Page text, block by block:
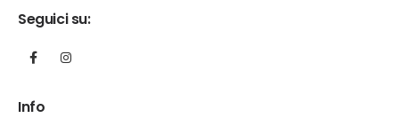
Seguici su:
Info